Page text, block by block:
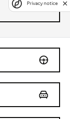
Privacy notice